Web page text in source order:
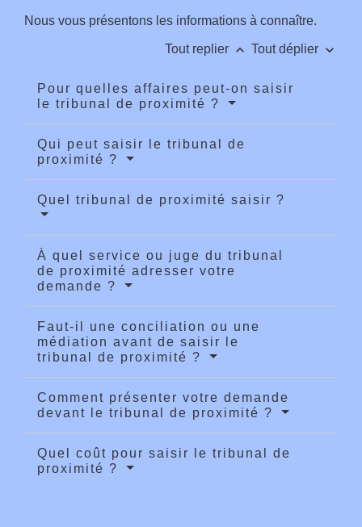
Nous vous présentons les informations à connaître.
Tout replier keyboard_arrow_up Tout déplier keyboard_arrow_down
Pour quelles affaires peut-on saisir
le tribunal de proximité ?
Qui peut saisir le tribunal de
proximité ?
Quel tribunal de proximité saisir ?
À quel service ou juge du tribunal
de proximité adresser votre
demande ?
Faut-il une conciliation ou une
médiation avant de saisir le
tribunal de proximité ?
Comment présenter votre demande
devant le tribunal de proximité ?
Quel coût pour saisir le tribunal de
proximité ?